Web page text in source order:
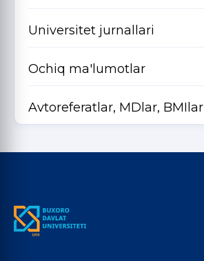
Universitet jurnallari
Ochiq ma'lumotlar
Avtoreferatlar, MDlar, BMIlar